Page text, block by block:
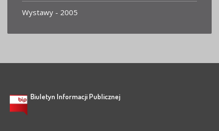
Wystawy - 2005
Biuletyn Informacji Publicznej